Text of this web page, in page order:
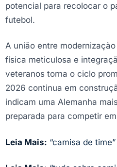
potencial para recolocar o
futebol.
A união entre
física meticulosa e
veteranos torna o ciclo
2026 continua em
indicam uma Alemanha
preparada para competir
Leia Mais: “camisa de time”